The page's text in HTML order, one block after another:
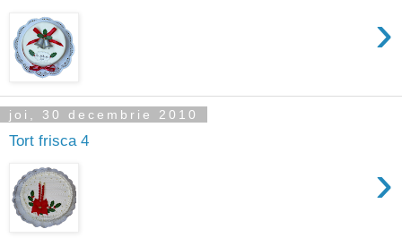
›
joi, 30 decembrie 2010
Tort frisca 4
›